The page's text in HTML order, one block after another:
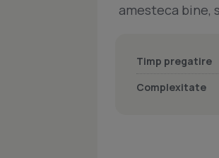
amesteca bine,
Timp pregatire
Complexitate